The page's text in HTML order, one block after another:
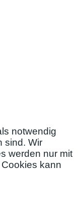
notwendig
sind. Wir
werden nur mit
kann